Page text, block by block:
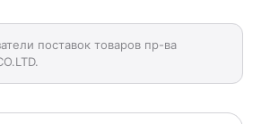
поставок товаров пр-ва